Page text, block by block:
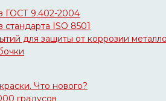
ГОСТ 9.402-2004
стандарта ISO 8501
для защиты от коррозии
Что нового?
градусов